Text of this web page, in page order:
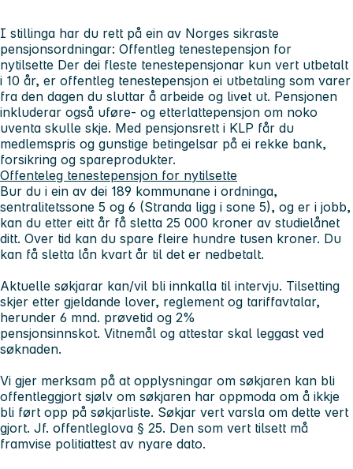
I stillinga har du rett på ein av Norges sikraste
pensjonsordningar: Offentleg tenestepensjon for
nytilsette Der dei fleste tenestepensjonar kun vert utbetalt
i 10 år, er offentleg tenestepensjon ei utbetaling som varer
fra den dagen du sluttar å arbeide og livet ut. Pensjonen
inkluderar også uføre- og etterlattepensjon om noko
uventa skulle skje. Med pensjonsrett i KLP får du
medlemspris og gunstige betingelsar på ei rekke bank,
forsikring og spareprodukter.
Offenteleg tenestepensjon for nytilsette
Bur du i ein av dei 189 kommunane i ordninga,
sentralitetssone 5 og 6 (Stranda ligg i sone 5), og er i jobb,
kan du etter eitt år få sletta 25 000 kroner av studielånet
ditt. Over tid kan du spare fleire hundre tusen kroner. Du
kan få sletta lån kvart år til det er nedbetalt.
Aktuelle søkjarar kan/vil bli innkalla til intervju. Tilsetting
skjer etter gjeldande lover, reglement og tariffavtalar,
herunder 6 mnd. prøvetid og 2%
pensjonsinnskot. Vitnemål og attestar skal leggast ved
søknaden.
Vi gjer merksam på at opplysningar om søkjaren kan bli
offentleggjort sjølv om søkjaren har oppmoda om å ikkje
bli ført opp på søkjarliste. Søkjar vert varsla om dette vert
gjort. Jf. offentleglova § 25. Den som vert tilsett må
framvise politiattest av nyare dato.